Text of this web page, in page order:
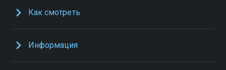
Как смотреть
Информация